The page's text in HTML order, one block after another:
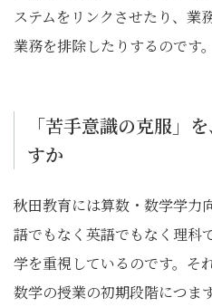
ステムをリンクさせたり、業
業務を排除したりするのです。
「苦手意識の克服」
すか
秋田教育には算数・数学学力
語でもなく英語でもなく理科
学を重視しているのです。そ
数学の授業の初期段階につま